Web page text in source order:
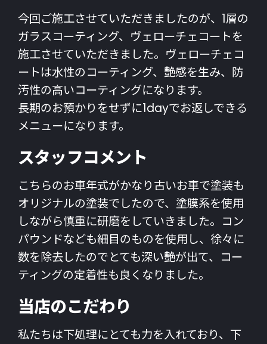
今回ご施工させていただきましたのが、1層の
ガラスコーティング、ヴェローチェコートを
施工させていただきました。ヴェローチェコ
ートは水性のコーティング、艶感を生み、防
汚性の高いコーティングになります。
長期のお預かりをせずに1dayでお返しできる
メニューになります。
スタッフコメント
こちらのお車年式がかなり古いお車で塗装も
オリジナルの塗装でしたので、塗膜系を使用
しながら慎重に研磨をしていきました。コン
パウンドなども細目のものを使用し、徐々に
数を除去したのでとても深い艶が出て、コー
ティングの定着性も良くなりました。
当店のこだわり
私たちは下処理にとても力を入れており、下